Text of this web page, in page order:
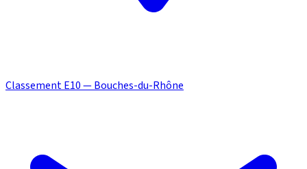
Classement E10 — Bouches-du-Rhône